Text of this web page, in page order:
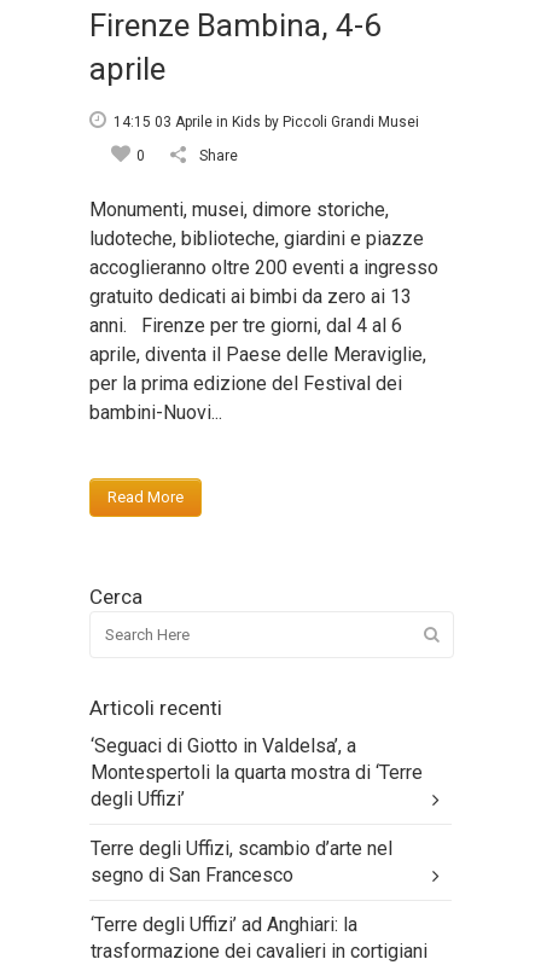
Firenze Bambina, 4-6
aprile
14:15 03 Aprile in Kids by Piccoli Grandi Musei
0
Share
Monumenti, musei, dimore storiche,
ludoteche, biblioteche, giardini e piazze
accoglieranno oltre 200 eventi a ingresso
gratuito dedicati ai bimbi da zero ai 13
anni. Firenze per tre giorni, dal 4 al 6
aprile, diventa il Paese delle Meraviglie,
per la prima edizione del Festival dei
bambini-Nuovi...
Read More
Cerca
Articoli recenti
‘Seguaci di Giotto in Valdelsa’, a
Montespertoli la quarta mostra di ‘Terre
degli Uffizi’
Terre degli Uffizi, scambio d’arte nel
segno di San Francesco
‘Terre degli Uffizi’ ad Anghiari: la
trasformazione dei cavalieri in cortigiani